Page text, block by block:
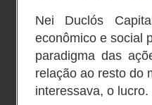
Nei Duclós
econômico e social
paradigma das
relação ao resto do
interessava, o